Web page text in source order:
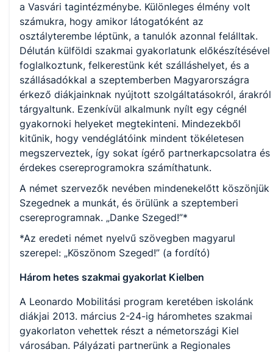
a Vasvári tagintézménybe. Különleges élmény volt
számukra, hogy amikor látogatóként az
osztályterembe léptünk, a tanulók azonnal felálltak.
Délután külföldi szakmai gyakorlatunk előkészítésével
foglalkoztunk, felkerestünk két szálláshelyet, és a
szállásadókkal a szeptemberben Magyarországra
érkező diákjainknak nyújtott szolgáltatásokról, árakról
tárgyaltunk. Ezenkívül alkalmunk nyílt egy cégnél
gyakornoki helyeket megtekinteni. Mindezekből
kitűnik, hogy vendéglátóink mindent tökéletesen
megszerveztek, így sokat ígérő partnerkapcsolatra és
érdekes csereprogramokra számíthatunk.
A német szervezők nevében mindenekelőtt köszönjük
Szegednek a munkát, és örülünk a szeptemberi
csereprogramnak. „Danke Szeged!”*
*Az eredeti német nyelvű szövegben magyarul
szerepel: „Köszönom Szeged!” (a fordító)
Három hetes szakmai gyakorlat Kielben
A Leonardo Mobilitási program keretében iskolánk
diákjai 2013. március 2-24-ig háromhetes szakmai
gyakorlaton vehettek részt a németországi Kiel
városában. Pályázati partnerünk a Regionales